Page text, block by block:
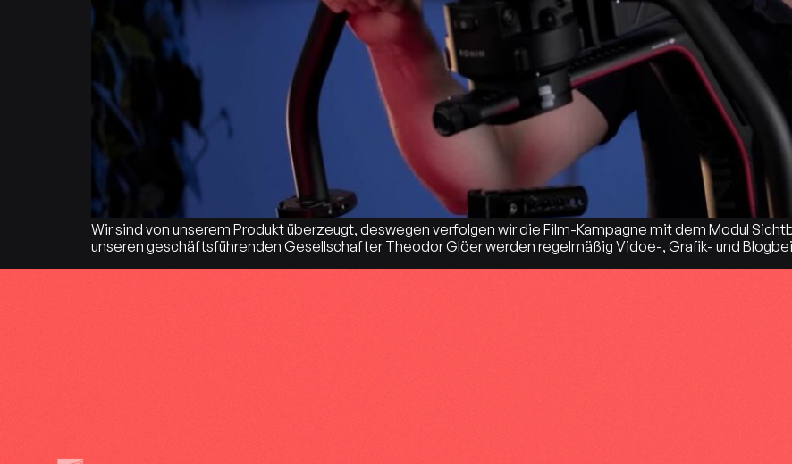
Wir sind von unserem Produkt überzeugt, deswegen verfolgen wir die Film-Kampagne mit dem Modul
unseren geschäftsführenden Gesellschafter Theodor Glöer werden regelmäßig Vidoe-, Grafik- und